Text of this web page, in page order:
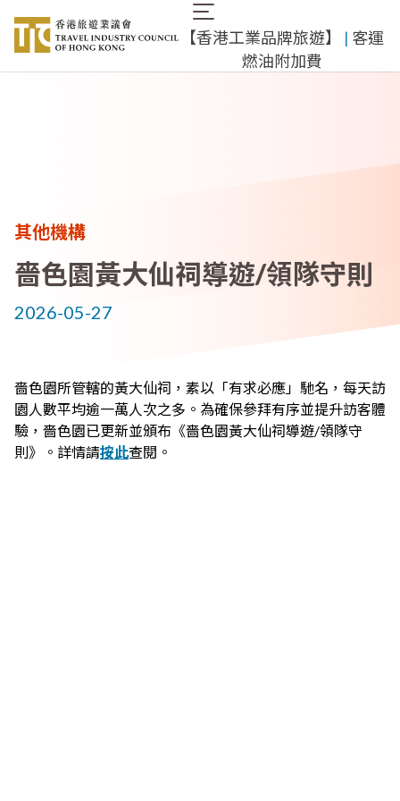
內
Main
navigation
​【香港工業品牌旅遊】 ​ | 客運
燃油附加費
其他機構
嗇色園黃大仙祠導遊/領隊守則
2026-05-27
嗇色園所管轄的黃大仙祠，素以「有求必應」馳名，每天訪
園人數平均逾一萬人次之多。為確保參拜有序並提升訪客體
驗，嗇色園已更新並頒布《嗇色園黃大仙祠導遊/領隊守
則》。詳情請按此查閱。